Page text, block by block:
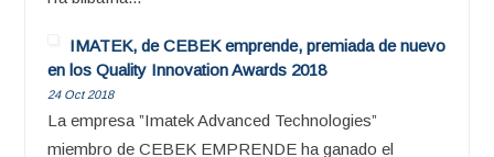
IMATEK, de CEBEK emprende, premiada de nuevo
en los Quality Innovation Awards 2018
24 Oct 2018
La empresa ”Imatek Advanced Technologies”
miembro de CEBEK EMPRENDE ha ganado el